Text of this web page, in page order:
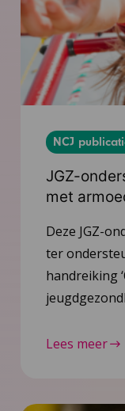
NCJ
JGZ-
met
Deze JGZ-
ter
handreiking
Lees meer